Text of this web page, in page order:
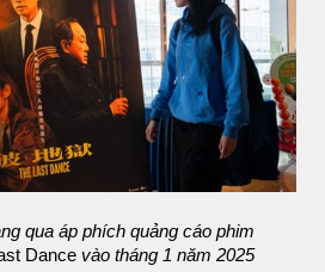
qua áp phích quảng cáo phim
Dance vào tháng 1 năm 2025